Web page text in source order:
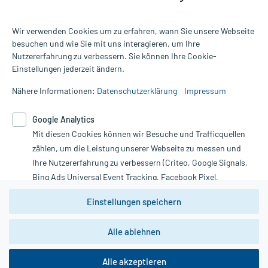
Alle Preise gelten inkl. MwSt., ggf. zzgl. Versandkosten
Informationen auf dieser Website werden ausschließlich für
die Untersuchung und Behandlung durch einen Arzt. Bitte
Therapien eingeleitet werden können. | Diese Webseite benutzt
Google Analytics. Lesen Sie bitte dazu die wichtigen Hinweise in
unserer Datenschutzerklärung. Für den Widerruf einer Bestellung
nutzen Sie das Formular:
Vertrag widerrufen
*Hinweise zu unseren Aktionen und Bewertungen
Wir verwenden Cookies um zu erfahren, wann Sie unsere Webseite
besuchen und wie Sie mit uns interagieren, um Ihre
Nutzererfahrung zu verbessern. Sie können Ihre Cookie-
Einstellungen jederzeit ändern.
Nähere Informationen: Datenschutzerklärung Impressum
Google Analytics
Mit diesen Cookies können wir Besuche und Trafficquellen
zählen, um die Leistung unserer Webseite zu messen und
Ihre Nutzererfahrung zu verbessern (Criteo, Google Signals,
Bing Ads Universal Event Tracking, Facebook Pixel,
Youtube-Social Plugin).
Wir weisen darauf hin, dass die
zwingend den Europäischen Anforderungen gem. EU-
DSGVO genügen und ein Datentransfer in Drittstaaten bzw.
Daten dort verarbeitet werden, kann nicht geprüft und
Einstellungen speichern
Alle ablehnen
Alle akzeptieren